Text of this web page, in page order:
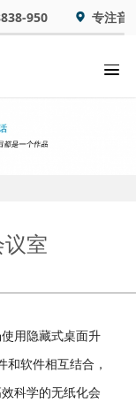
950 专注音
室
用隐藏式桌面升
和软件相互结合，
科学的无纸化会